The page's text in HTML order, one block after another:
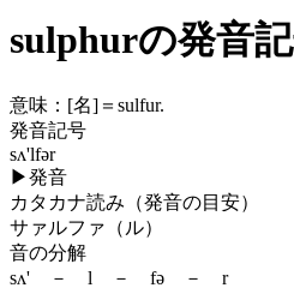
sulphurの発音
意味： [名] ＝sulfur.
発音記号
sʌ'lfər
▶発音
カタカナ読み（発音の目安）
サァルファ（ル）
音の分解
sʌ' － l － fə － r